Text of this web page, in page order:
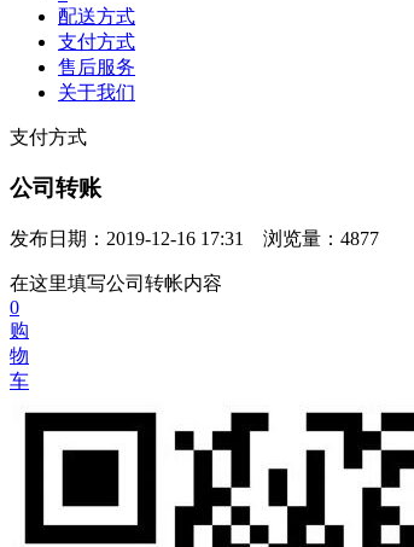
配送方式
支付方式
售后服务
关于我们
支付方式
公司转账
发布日期：2019-12-16 17:31 浏览量：4877
在这里填写公司转帐内容
0
购
物
车